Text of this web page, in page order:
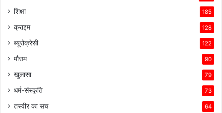
शिक्षा 185
क्राइम 128
ब्यूरोक्रेसी 122
मौसम 90
खुलासा 79
धर्म-संस्कृति 73
तस्वीर का सच 64